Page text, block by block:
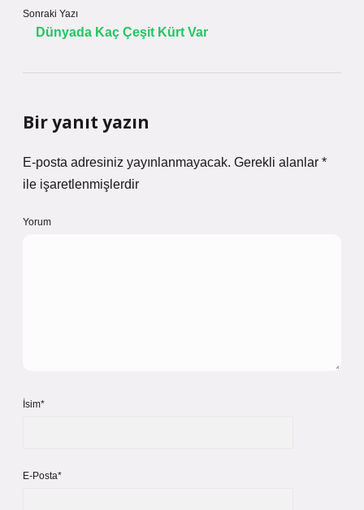
Sonraki Yazı
Dünyada Kaç Çeşit Kürt Var
Bir yanıt yazın
E-posta adresiniz yayınlanmayacak. Gerekli alanlar *
ile işaretlenmişlerdir
Yorum
İsim*
E-Posta*